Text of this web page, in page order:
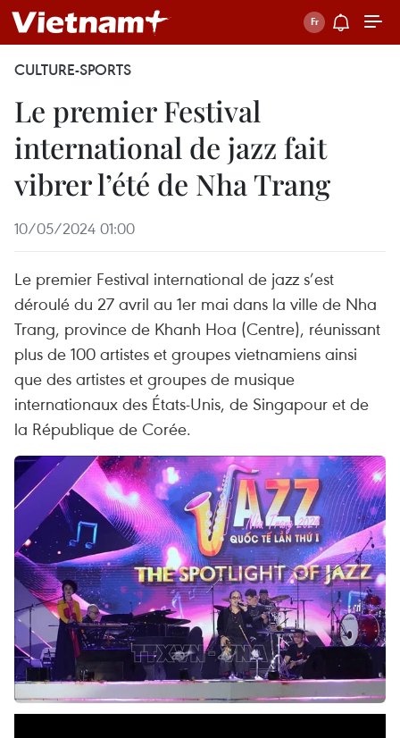
CULTURE-SPORTS
Le premier Festival
international de jazz fait
vibrer l’été de Nha Trang
10/05/2024 01:00
Le premier Festival international de jazz s’est
déroulé du 27 avril au 1er mai dans la ville de Nha
Trang, province de Khanh Hoa (Centre), réunissant
plus de 100 artistes et groupes vietnamiens ainsi
que des artistes et groupes de musique
internationaux des États-Unis, de Singapour et de
la République de Corée.